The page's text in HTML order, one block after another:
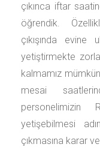
çıkınca iftar
öğrendik.
çıkışında evine
yetiştirmekte
kalmamız
mesai
personelimizin
yetişebilmesi
çıkmasına karar